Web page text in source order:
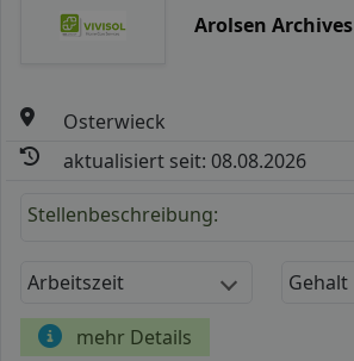
Arolsen Archives
Osterwieck
aktualisiert seit: 08.08.2026
Stellenbeschreibung:
Arbeitszeit Gehalt
mehr Details